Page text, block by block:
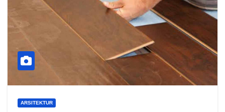
ARSITEKTUR